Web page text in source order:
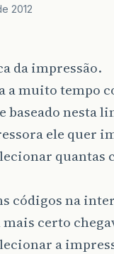
2012
da impressão.
a muito tempo
baseado nesta
ele quer
códigos na
certo
a